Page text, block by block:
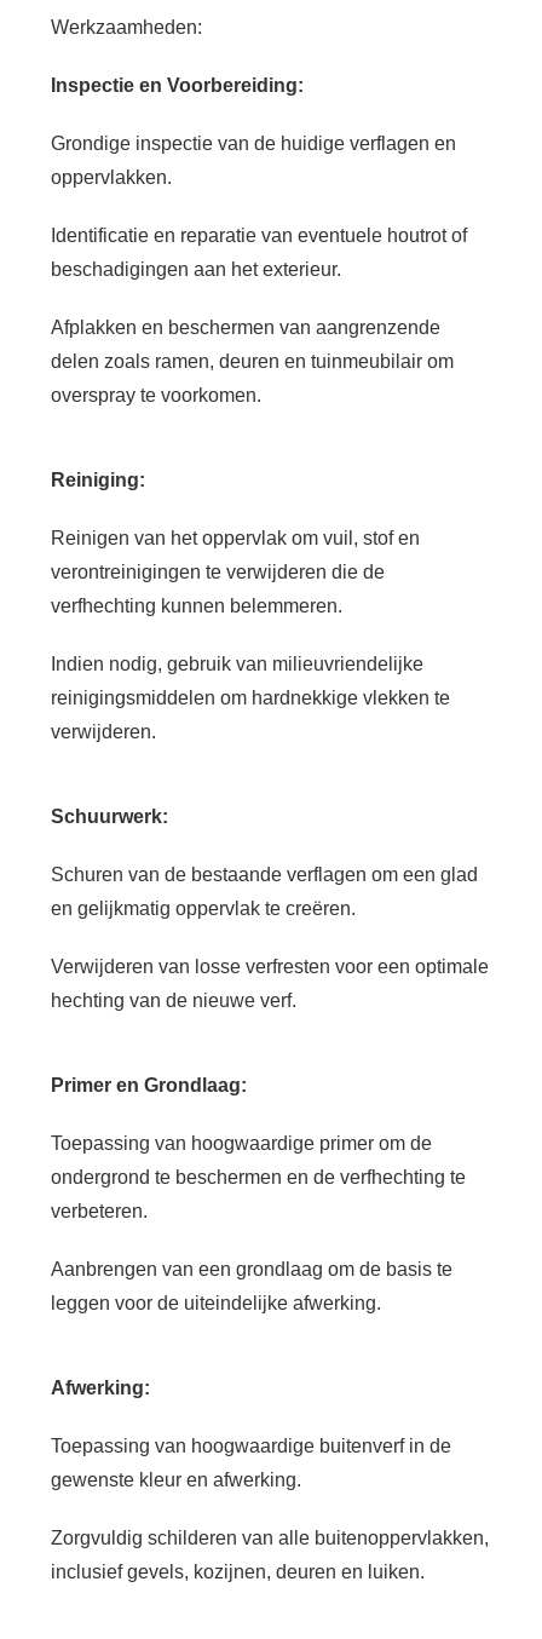
Werkzaamheden:
Inspectie en Voorbereiding:
Grondige inspectie van de huidige verflagen en
oppervlakken.
Identificatie en reparatie van eventuele houtrot of
beschadigingen aan het exterieur.
Afplakken en beschermen van aangrenzende
delen zoals ramen, deuren en tuinmeubilair om
overspray te voorkomen.
Reiniging:
Reinigen van het oppervlak om vuil, stof en
verontreinigingen te verwijderen die de
verfhechting kunnen belemmeren.
Indien nodig, gebruik van milieuvriendelijke
reinigingsmiddelen om hardnekkige vlekken te
verwijderen.
Schuurwerk:
Schuren van de bestaande verflagen om een glad
en gelijkmatig oppervlak te creëren.
Verwijderen van losse verfresten voor een optimale
hechting van de nieuwe verf.
Primer en Grondlaag:
Toepassing van hoogwaardige primer om de
ondergrond te beschermen en de verfhechting te
verbeteren.
Aanbrengen van een grondlaag om de basis te
leggen voor de uiteindelijke afwerking.
Afwerking:
Toepassing van hoogwaardige buitenverf in de
gewenste kleur en afwerking.
Zorgvuldig schilderen van alle buitenoppervlakken,
inclusief gevels, kozijnen, deuren en luiken.